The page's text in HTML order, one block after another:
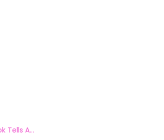
Tells A...